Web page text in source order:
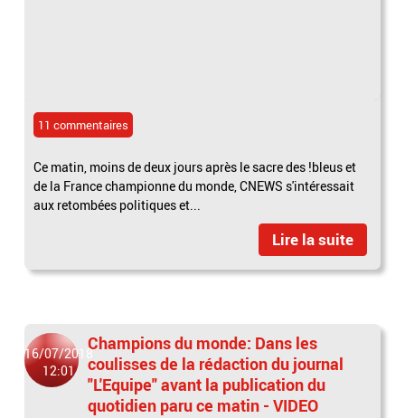
11 commentaires
Ce matin, moins de deux jours après le sacre des !bleus et
de la France championne du monde, CNEWS s'intéressait
aux retombées politiques et...
Lire la suite
16/07/2018
12:01
Champions du monde: Dans les
coulisses de la rédaction du journal
"L'Equipe" avant la publication du
quotidien paru ce matin - VIDEO